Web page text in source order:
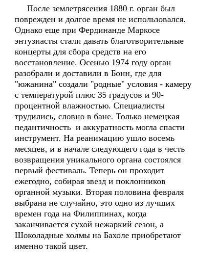
После землетрясения 1880 г. орган был
поврежден и долгое время не использовался.
Однако еще при Фердинанде Маркосе
энтузиасты стали давать благотворительные
концерты для сбора средств на его
восстановление. Осенью 1974 году орган
разобрали и доставили в Бонн, где для
"южанина" создали "родные" условия - камеру
с температурой плюс 35 градусов и 90-
процентной влажностью. Специалисты
трудились, словно в бане. Только немецкая
педантичность и аккуратность могла спасти
инструмент. На реанимацию ушло восемь
месяцев, и в начале следующего года в честь
возвращения уникального органа состоялся
первый фестиваль. Теперь он проходит
ежегодно, собирая звезд и поклонников
органной музыки. Вторая половина февраля
выбрана не случайно, это одно из лучших
времен года на Филиппинах, когда
заканчивается сухой нежаркий сезон, а
Шоколадные холмы на Бахоле приобретают
именно такой цвет.